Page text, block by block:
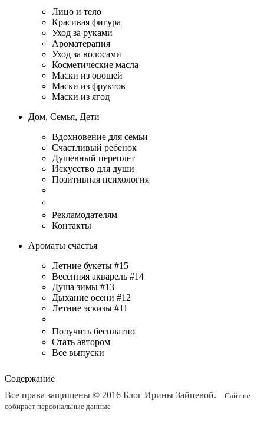
Лицо и тело
Красивая фигура
Уход за руками
Ароматерапия
Уход за волосами
Косметические масла
Маски из овощей
Маски из фруктов
Маски из ягод
Дом, Семья, Дети
Вдохновение для семьи
Счастливый ребенок
Душевный переплет
Искусство для души
Позитивная психология
Рекламодателям
Контакты
Ароматы счастья
Летние букеты #15
Весенняя акварель #14
Душа зимы #13
Дыхание осени #12
Летние эскизы #11
Получить бесплатно
Стать автором
Все выпуски
Содержание
Все права защищены © 2016 Блог Ирины Зайцевой.
Сайт не
собирает персональные данные